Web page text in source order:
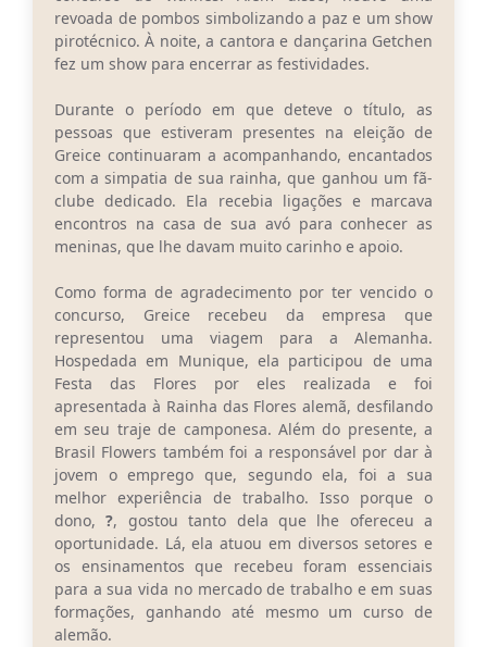
revoada de pombos simbolizando a paz e um show
pirotécnico. À noite, a cantora e dançarina Getchen
fez um show para encerrar as festividades.
Durante o período em que deteve o título, as
pessoas que estiveram presentes na eleição de
Greice continuaram a acompanhando, encantados
com a simpatia de sua rainha, que ganhou um fã-
clube dedicado. Ela recebia ligações e marcava
encontros na casa de sua avó para conhecer as
meninas, que lhe davam muito carinho e apoio.
Como forma de agradecimento por ter vencido o
concurso, Greice recebeu da empresa que
representou uma viagem para a Alemanha.
Hospedada em Munique, ela participou de uma
Festa das Flores por eles realizada e foi
apresentada à Rainha das Flores alemã, desfilando
em seu traje de camponesa. Além do presente, a
Brasil Flowers também foi a responsável por dar à
jovem o emprego que, segundo ela, foi a sua
melhor experiência de trabalho. Isso porque o
dono,?, gostou tanto dela que lhe ofereceu a
oportunidade. Lá, ela atuou em diversos setores e
os ensinamentos que recebeu foram essenciais
para a sua vida no mercado de trabalho e em suas
formações, ganhando até mesmo um curso de
alemão.